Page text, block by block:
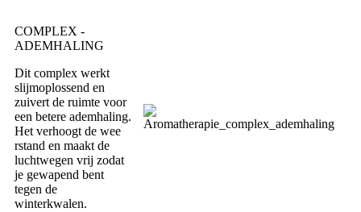
COMPLEX -
ADEMHALING
Dit complex werkt
slijmoplossend en
zuivert de ruimte voor
een betere ademhaling.
Het verhoogt de wee
rstand en maakt de
luchtwegen vrij zodat
je gewapend bent
tegen de
winterkwalen.